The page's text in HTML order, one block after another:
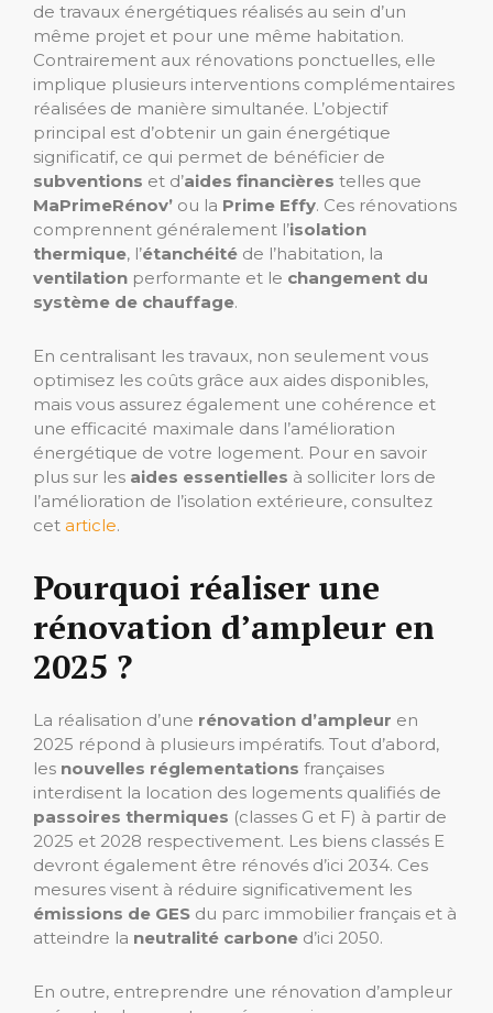
de travaux énergétiques réalisés au sein d’un
même projet et pour une même habitation.
Contrairement aux rénovations ponctuelles, elle
implique plusieurs interventions complémentaires
réalisées de manière simultanée. L’objectif
principal est d’obtenir un gain énergétique
significatif, ce qui permet de bénéficier de
subventions et d’aides financières telles que
MaPrimeRénov’ ou la Prime Effy. Ces rénovations
comprennent généralement l’isolation
thermique, l’étanchéité de l’habitation, la
ventilation performante et le changement du
système de chauffage.
En centralisant les travaux, non seulement vous
optimisez les coûts grâce aux aides disponibles,
mais vous assurez également une cohérence et
une efficacité maximale dans l’amélioration
énergétique de votre logement. Pour en savoir
plus sur les aides essentielles à solliciter lors de
l’amélioration de l’isolation extérieure, consultez
cet article.
Pourquoi réaliser une
rénovation d’ampleur en
2025 ?
La réalisation d’une rénovation d’ampleur en
2025 répond à plusieurs impératifs. Tout d’abord,
les nouvelles réglementations françaises
interdisent la location des logements qualifiés de
passoires thermiques (classes G et F) à partir de
2025 et 2028 respectivement. Les biens classés E
devront également être rénovés d’ici 2034. Ces
mesures visent à réduire significativement les
émissions de GES du parc immobilier français et à
atteindre la neutralité carbone d’ici 2050.
En outre, entreprendre une rénovation d’ampleur